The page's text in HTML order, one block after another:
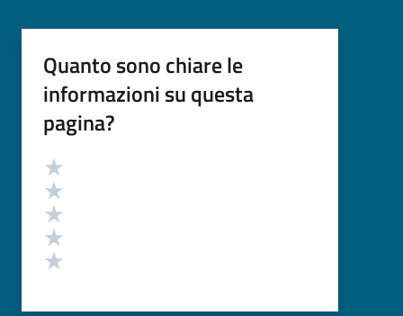
Quanto sono chiare le
informazioni su questa
pagina?
Valutazione